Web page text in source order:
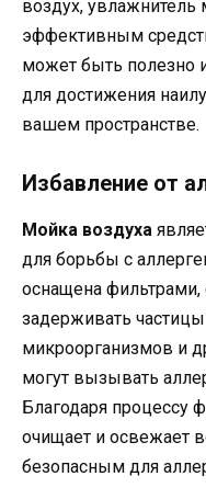
воздух,
эффективным
может быть полезно
для достижения
вашем пространстве.
Избавление от
Мойка воздуха
для борьбы с
оснащена
задерживать
микроорганизмов и
могут вызывать
Благодаря процессу
очищает и освежает
безопасным для